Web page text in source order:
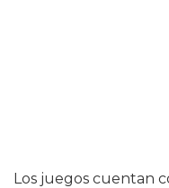
Los juegos cuentan